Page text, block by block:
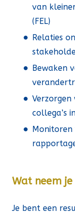
van
(FEL)
Relaties
Bewaken
collega’s
Monitoren
Wat neem je
Je bent een